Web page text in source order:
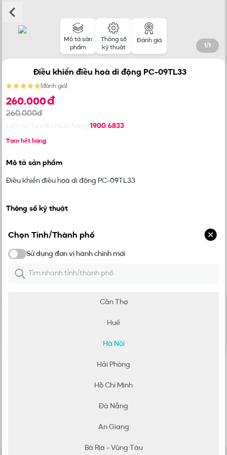
1 /1
Mô tả sản
phẩm
Thông số
kỹ thuật
Đánh giá
Điều khiển điều hoà di động PC-09TL33
(đánh giá)
260.000đ
260.000đ
1900 6833
Tạm hết hàng
Mô tả sản phẩm
Điều khiển điều hoà di động PC-09TL33
Thông số kỹ thuật
Điều khiển điều hoà di động PC-09TL33
Chia sẻ đánh giá của bạn
Chọn Tỉnh/Thành phố
Đơn vị hành chính mới
Sử dụng đơn vị hành chính mới
Cần Thơ
Huế
Hà Nội
Hải Phòng
Hồ Chí Minh
Đà Nẵng
An Giang
Bà Rịa - Vũng Tàu